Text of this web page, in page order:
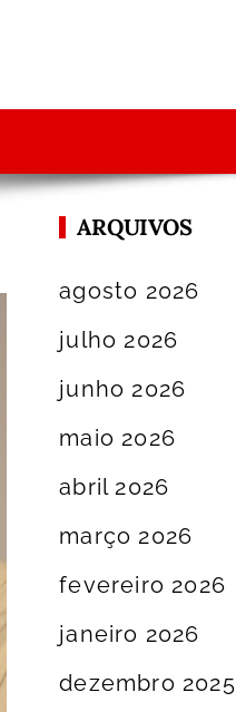
ARQUIVOS
agosto 2026
julho 2026
junho 2026
maio 2026
abril 2026
março 2026
fevereiro 2026
janeiro 2026
dezembro 2025